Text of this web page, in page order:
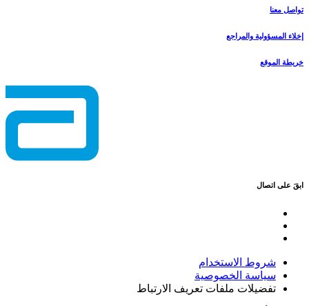
تواصل معنا
إخلاء المسؤولية والمراجع
خريطة الموقع
ابقَ على اتصال
شروط الاستخدام
سياسة الخصوصية
تفضيلات ملفات تعريف الارتباط